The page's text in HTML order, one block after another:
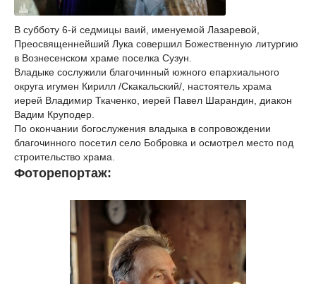
В субботу 6-й седмицы ваий, именуемой Лазаревой,
Преосвященнейший Лука совершил Божественную литургию
в Вознесенском храме поселка Сузун.
Владыке сослужили благочинный южного епархиального
округа игумен Кирилл /Скакальский/, настоятель храма
иерей Владимир Ткаченко, иерей Павел Шарандин, диакон
Вадим Круподер.
По окончании богослужения владыка в сопровождении
благочинного посетил село Бобровка и осмотрел место под
строительство храма.
Фоторепортаж: